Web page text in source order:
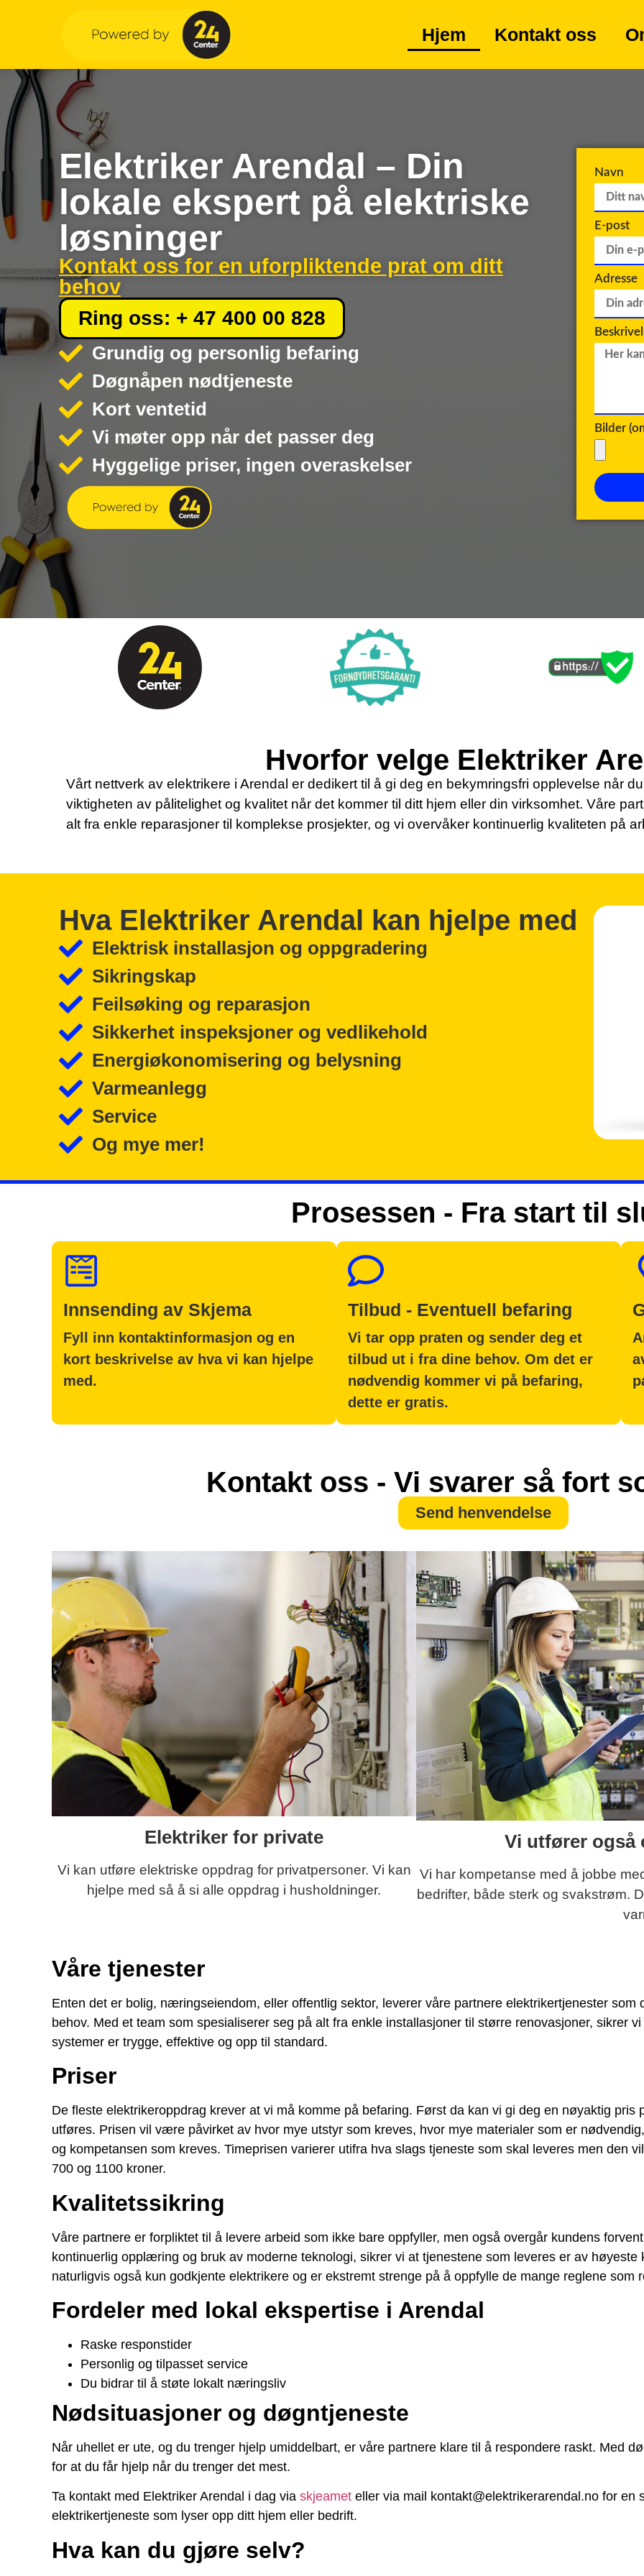
Hjem Kontakt oss
Elektriker Arendal – Din
lokale ekspert på elektriske
løsninger
Kontakt oss for en uforpliktende prat om ditt
behov
Ring oss: + 47 400 00 828
Grundig og personlig befaring
Døgnåpen nødtjeneste
Kort ventetid
Vi møter opp når det passer deg
Hyggelige priser, ingen overaskelser
Navn
E-post
Adresse
Bilder
Hvorfor velge Elektriker
Vårt nettverk av elektrikere i Arendal er dedikert til å gi deg en bekymringsfri opplevelse når
viktigheten av pålitelighet og kvalitet når det kommer til ditt hjem eller din virksomhet. Våre
alt fra enkle reparasjoner til komplekse prosjekter, og vi overvåker kontinuerlig kvaliteten på
Hva Elektriker Arendal kan hjelpe med
Elektrisk installasjon og oppgradering
Sikringskap
Feilsøking og reparasjon
Sikkerhet inspeksjoner og vedlikehold
Energiøkonomisering og belysning
Varmeanlegg
Service
Og mye mer!
Prosessen - Fra start til
Innsending av Skjema
Fyll inn kontaktinformasjon og en
kort beskrivelse av hva vi kan hjelpe
med.
Tilbud - Eventuell befaring
Vi tar opp praten og sender deg et
tilbud ut i fra dine behov. Om det er
nødvendig kommer vi på befaring,
dette er gratis.
Kontakt oss - Vi svarer så fort
Send henvendelse
Vi utfører også
Vi har kompetanse med å jobbe
bedrifter, både sterk og svakstrøm.
Elektriker for private
Vi kan utføre elektriske oppdrag for privatpersoner. Vi kan
hjelpe med så å si alle oppdrag i husholdninger.
Våre tjenester
Enten det er bolig, næringseiendom, eller offentlig sektor, leverer våre partnere elektrikertjenester som
behov. Med et team som spesialiserer seg på alt fra enkle installasjoner til større renovasjoner, sikrer
systemer er trygge, effektive og opp til standard.
Priser
De fleste elektrikeroppdrag krever at vi må komme på befaring. Først da kan vi gi deg en nøyaktig pris
utføres. Prisen vil være påvirket av hvor mye utstyr som kreves, hvor mye materialer som er
og kompetansen som kreves. Timeprisen varierer utifra hva slags tjeneste som skal leveres men den
700 og 1100 kroner.
Kvalitetssikring
Våre partnere er forpliktet til å levere arbeid som ikke bare oppfyller, men også overgår kundens
kontinuerlig opplæring og bruk av moderne teknologi, sikrer vi at tjenestene som leveres er av høyeste
naturligvis også kun godkjente elektrikere og er ekstremt strenge på å oppfylle de mange reglene som
Fordeler med lokal ekspertise i Arendal
Raske responstider
Personlig og tilpasset service
Du bidrar til å støte lokalt næringsliv
Nødsituasjoner og døgntjeneste
Når uhellet er ute, og du trenger hjelp umiddelbart, er våre partnere klare til å respondere raskt. Med
for at du får hjelp når du trenger det mest.
Ta kontakt med Elektriker Arendal i dag via skjeamet eller via mail kontakt@elektrikerarendal.no for en
elektrikertjeneste som lyser opp ditt hjem eller bedrift.
Hva kan du gjøre selv?